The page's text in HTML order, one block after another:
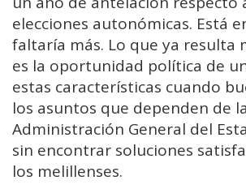
elecciones autonómicas. Está
faltaría más. Lo que ya resulta
es la oportunidad política de
estas características cuando
los asuntos que dependen de la
Administración General del
sin encontrar soluciones
los melillenses.